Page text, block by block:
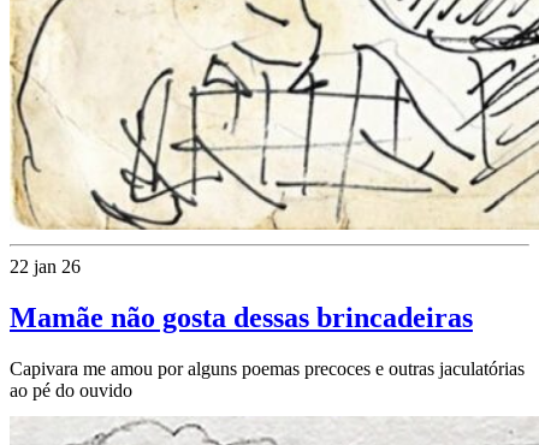
22 jan 26
Mamãe não gosta dessas brincadeiras
Capivara me amou por alguns poemas precoces e outras jaculatórias
ao pé do ouvido